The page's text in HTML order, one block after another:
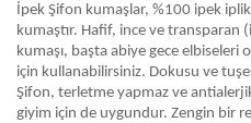
İpek Şifon kumaşlar, %100 ipek
kumaştır. Hafif, ince ve transparan
kumaşı, başta abiye gece
için kullanabilirsiniz. Dokusu ve
Şifon, terletme yapmaz ve
giyim için de uygundur. Zengin bir